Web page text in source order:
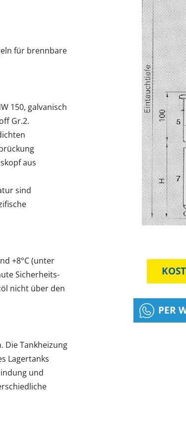
für brennbare
150, galvanisch
Gr.2.
aus
sind
+8°C (unter
Sicherheits-
nicht über den
Die Tankheizung
Lagertanks
und
PER